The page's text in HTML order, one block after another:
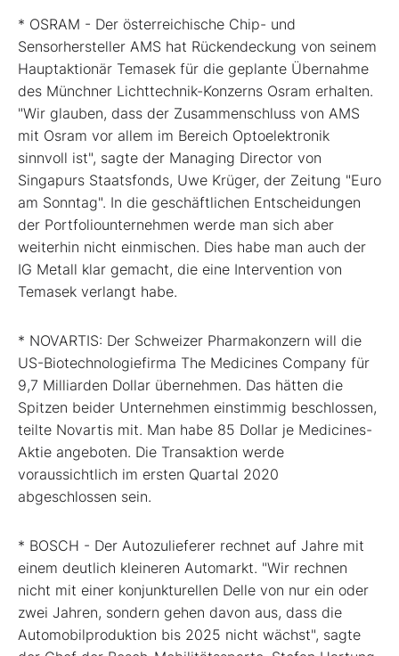
* OSRAM - Der österreichische Chip- und
Sensorhersteller AMS hat Rückendeckung von seinem
Hauptaktionär Temasek für die geplante Übernahme
des Münchner Lichttechnik-Konzerns Osram erhalten.
"Wir glauben, dass der Zusammenschluss von AMS
mit Osram vor allem im Bereich Optoelektronik
sinnvoll ist", sagte der Managing Director von
Singapurs Staatsfonds, Uwe Krüger, der Zeitung "Euro
am Sonntag". In die geschäftlichen Entscheidungen
der Portfoliounternehmen werde man sich aber
weiterhin nicht einmischen. Dies habe man auch der
IG Metall klar gemacht, die eine Intervention von
Temasek verlangt habe.
* NOVARTIS: Der Schweizer Pharmakonzern will die
US-Biotechnologiefirma The Medicines Company für
9,7 Milliarden Dollar übernehmen. Das hätten die
Spitzen beider Unternehmen einstimmig beschlossen,
teilte Novartis mit. Man habe 85 Dollar je Medicines-
Aktie angeboten. Die Transaktion werde
voraussichtlich im ersten Quartal 2020
abgeschlossen sein.
* BOSCH - Der Autozulieferer rechnet auf Jahre mit
einem deutlich kleineren Automarkt. "Wir rechnen
nicht mit einer konjunkturellen Delle von nur ein oder
zwei Jahren, sondern gehen davon aus, dass die
Automobilproduktion bis 2025 nicht wächst", sagte